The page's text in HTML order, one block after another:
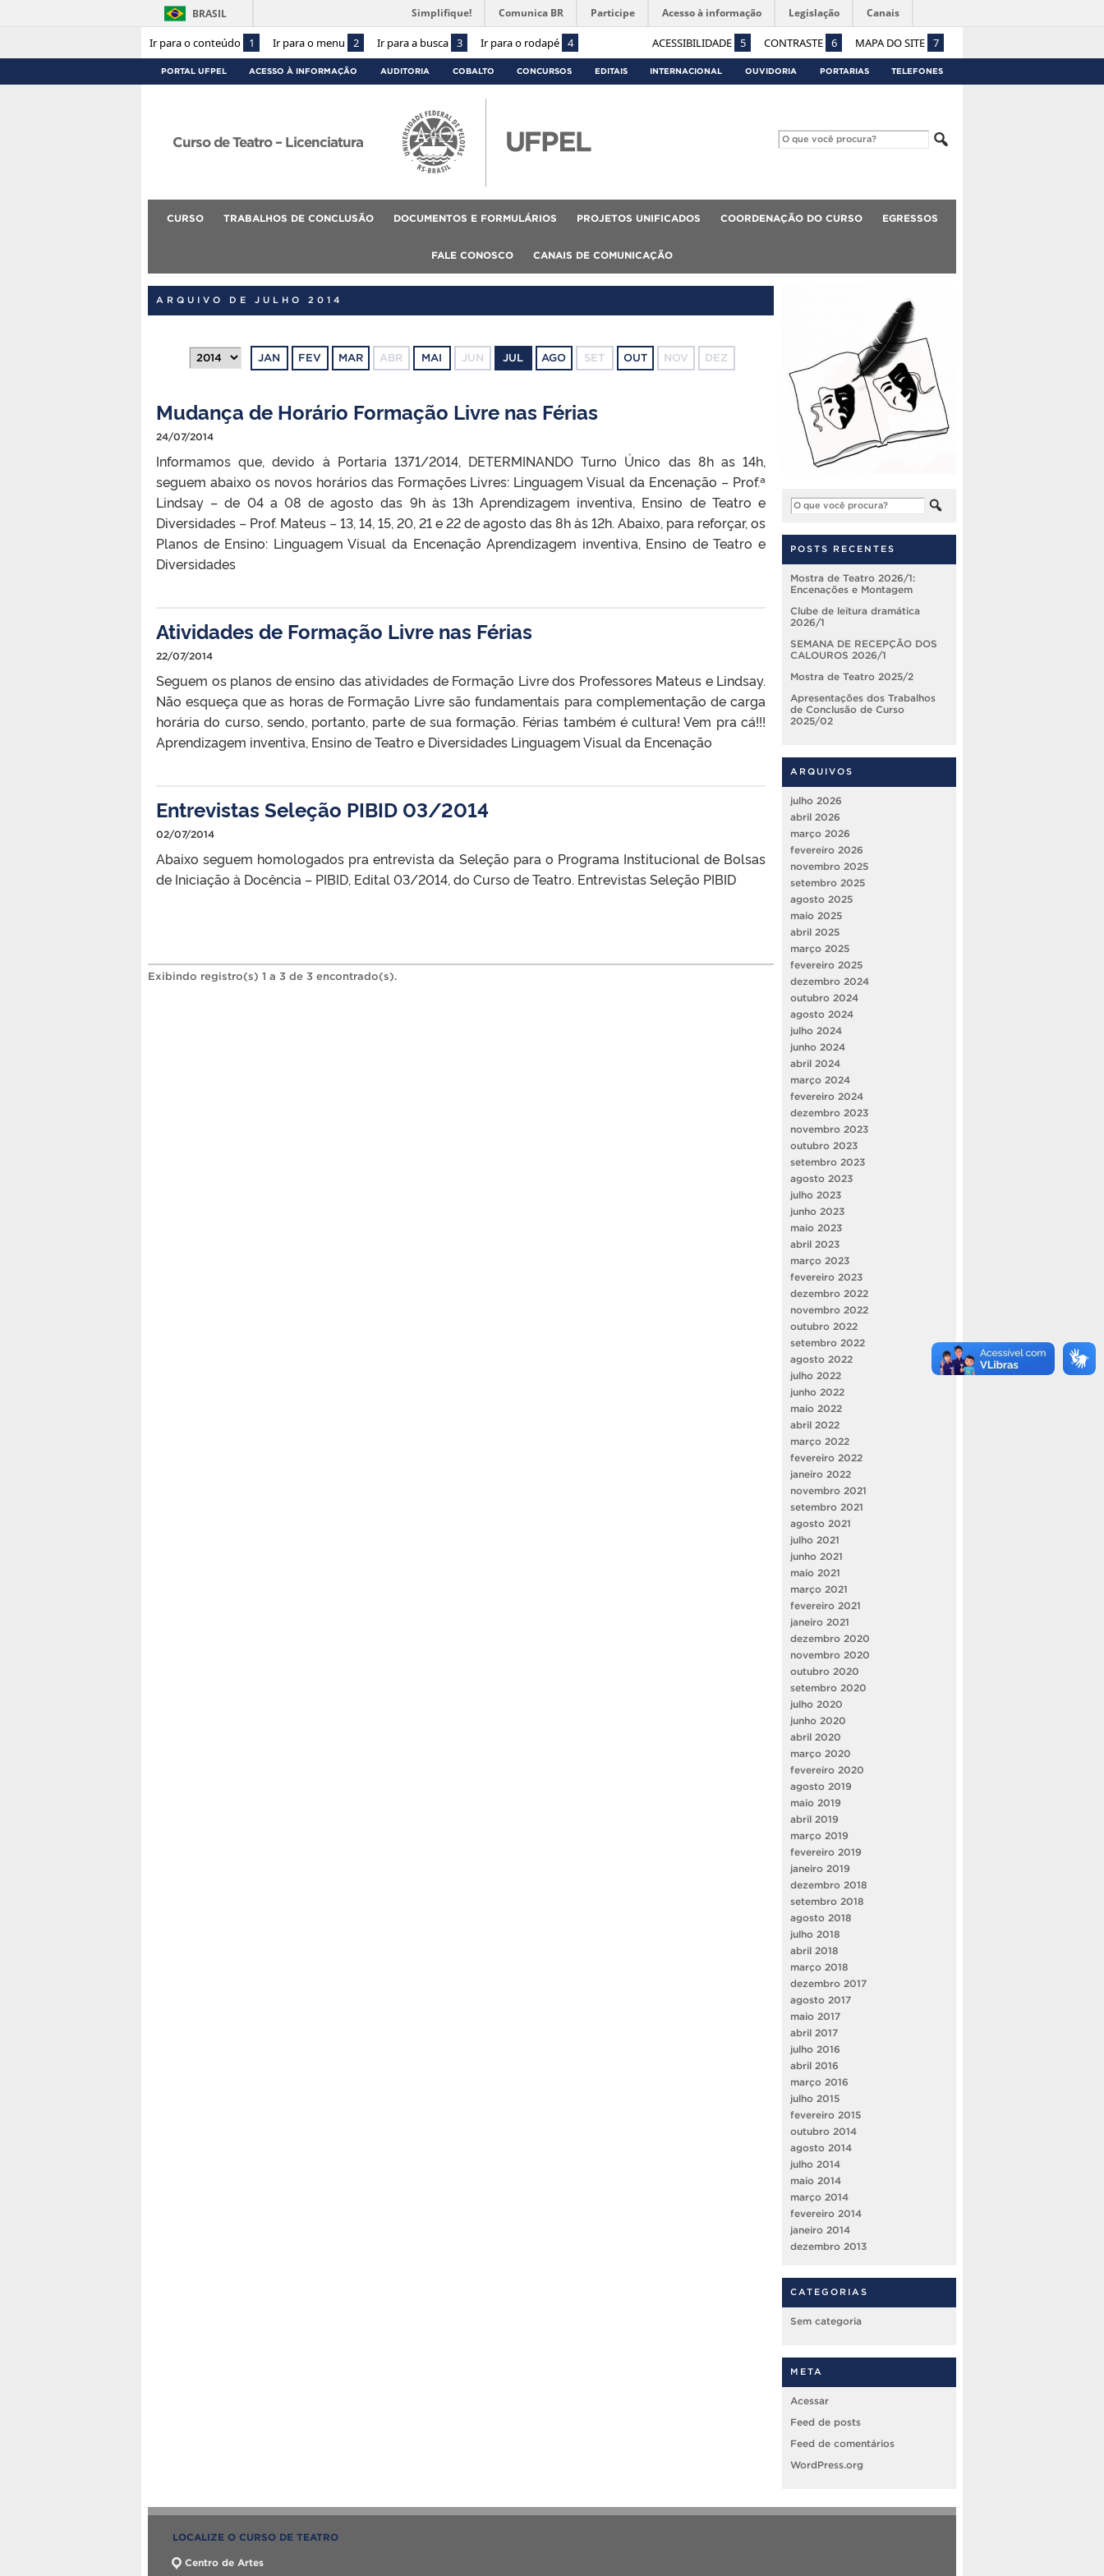
Ir para o conteúdo 1 Ir para o menu 2 Ir para a busca 3 Ir para o rodapé 4 ACESSIBILIDADE 5 CONTRASTE 6 MAPA DO SITE 7
BRASIL Simplifique! Comunica BR Participe Acesso à informação Legislação Canais
PORTAL UFPEL ACESSO À INFORMAÇÃO AUDITORIA COBALTO CONCURSOS EDITAIS INTERNACIONAL OUVIDORIA PORTARIAS TELEFONES
Curso de Teatro – Licenciatura
CURSO TRABALHOS DE CONCLUSÃO DOCUMENTOS E FORMULÁRIOS PROJETOS UNIFICADOS COORDENAÇÃO DO CURSO EGRESSOS
FALE CONOSCO CANAIS DE COMUNICAÇÃO
ARQUIVO DE JULHO 2014
JAN FEV MAR ABR MAI JUN JUL AGO SET OUT NOV DEZ
Mudança de Horário Formação Livre nas Férias
24/07/2014
Informamos que, devido à Portaria 1371/2014, DETERMINANDO Turno Único das 8h as 14h,
seguem abaixo os novos horários das Formações Livres: Linguagem Visual da Encenação – Prof.ª
Lindsay – de 04 a 08 de agosto das 9h às 13h Aprendizagem inventiva, Ensino de Teatro e
Diversidades – Prof. Mateus – 13, 14, 15, 20, 21 e 22 de agosto das 8h às 12h. Abaixo, para reforçar, os
Planos de Ensino: Linguagem Visual da Encenação Aprendizagem inventiva, Ensino de Teatro e
Diversidades
Atividades de Formação Livre nas Férias
22/07/2014
Seguem os planos de ensino das atividades de Formação Livre dos Professores Mateus e Lindsay.
Não esqueça que as horas de Formação Livre são fundamentais para complementação de carga
horária do curso, sendo, portanto, parte de sua formação. Férias também é cultura! Vem pra cá!!!
Aprendizagem inventiva, Ensino de Teatro e Diversidades Linguagem Visual da Encenação
Entrevistas Seleção PIBID 03/2014
02/07/2014
Abaixo seguem homologados pra entrevista da Seleção para o Programa Institucional de Bolsas
de Iniciação à Docência – PIBID, Edital 03/2014, do Curso de Teatro. Entrevistas Seleção PIBID
Exibindo registro(s) 1 a 3 de 3 encontrado(s).
POSTS RECENTES
Mostra de Teatro 2026/1:
Encenações e Montagem
Clube de leitura dramática
2026/1
SEMANA DE RECEPÇÃO DOS
CALOUROS 2026/1
Mostra de Teatro 2025/2
Apresentações dos Trabalhos
de Conclusão de Curso
2025/02
ARQUIVOS
julho 2026
abril 2026
março 2026
fevereiro 2026
novembro 2025
setembro 2025
agosto 2025
maio 2025
abril 2025
março 2025
fevereiro 2025
dezembro 2024
outubro 2024
agosto 2024
julho 2024
junho 2024
abril 2024
março 2024
fevereiro 2024
dezembro 2023
novembro 2023
outubro 2023
setembro 2023
agosto 2023
julho 2023
junho 2023
maio 2023
abril 2023
março 2023
fevereiro 2023
dezembro 2022
novembro 2022
outubro 2022
setembro 2022
agosto 2022
julho 2022
junho 2022
maio 2022
abril 2022
março 2022
fevereiro 2022
janeiro 2022
novembro 2021
setembro 2021
agosto 2021
julho 2021
junho 2021
maio 2021
março 2021
fevereiro 2021
janeiro 2021
dezembro 2020
novembro 2020
outubro 2020
setembro 2020
julho 2020
junho 2020
abril 2020
março 2020
fevereiro 2020
agosto 2019
maio 2019
abril 2019
março 2019
fevereiro 2019
janeiro 2019
dezembro 2018
setembro 2018
agosto 2018
julho 2018
abril 2018
março 2018
dezembro 2017
agosto 2017
maio 2017
abril 2017
julho 2016
abril 2016
março 2016
julho 2015
fevereiro 2015
outubro 2014
agosto 2014
julho 2014
maio 2014
março 2014
fevereiro 2014
janeiro 2014
dezembro 2013
CATEGORIAS
Sem categoria
META
Acessar
Feed de posts
Feed de comentários
WordPress.org
LOCALIZE O CURSO DE TEATRO
Centro de Artes